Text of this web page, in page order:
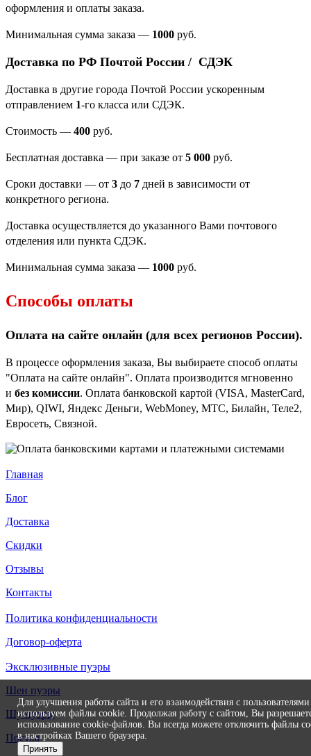
оформления и оплаты заказа.
Минимальная сумма заказа — 1000 руб.
Доставка по РФ Почтой России / СДЭК
Доставка в другие города Почтой России ускоренным
отправлением 1-го класса или СДЭК.
Стоимость — 400 руб.
Бесплатная доставка — при заказе от 5 000 руб.
Сроки доставки — от 3 до 7 дней в зависимости от
конкретного региона.
Доставка осуществляется до указанного Вами почтового
отделения или пункта СДЭК.
Минимальная сумма заказа — 1000 руб.
Способы оплаты
Оплата на сайте онлайн (для всех регионов России).
В процессе оформления заказа, Вы выбираете способ оплаты
"Оплата на сайте онлайн". Оплата производится мгновенно
и без комиссии. Оплата банковской картой (VISA, MasterCard,
Мир), QIWI, Яндекс Деньги, WebMoney, МТС, Билайн, Теле2,
Евросеть, Связной.
Главная
Блог
Доставка
Скидки
Отзывы
Контакты
Политика конфиденциальности
Договор-оферта
Эксклюзивные пуэры
Шен пуэры
Шу пуэры
Посуда
Для улучшения работы сайта и его взаимодействия с
используем файлы cookie. Продолжая работу с сайтом, Вы
использование cookie-файлов. Вы всегда можете отключить файлы
в настройках Вашего браузера.
Принять